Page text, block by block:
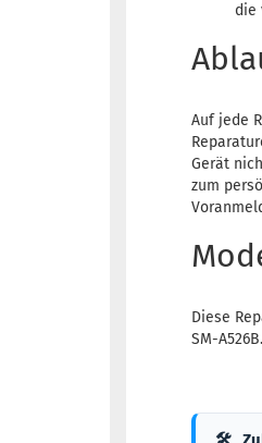
die
Auf jede
Gerät
zum
Diese
SM-A526B.